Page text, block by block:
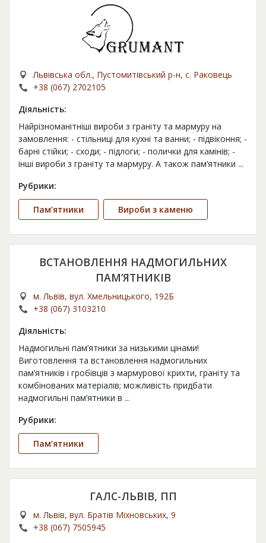
Львівська обл., Пустомитівський р-н, с. Раковець
+38 (067) 2702105
Діяльність:
Найрізноманітніші вироби з граніту та мармуру на
замовлення: - стільниці для кухні та ванни; - підвіконня; -
барні стійки; - сходи; - підлоги; - полички для камінів; -
інші вироби з граніту та мармуру. А також пам’ятники ...
Рубрики:
Пам’ятники Вироби з каменю
ВСТАНОВЛЕННЯ НАДМОГИЛЬНИХ
ПАМ’ЯТНИКІВ
м. Львів, вул. Хмельницького, 192Б
+38 (067) 3103210
Діяльність:
Надмогильні пам’ятники за низькими цінами!
Виготовлення та встановлення надмогильних
пам’ятників і гробівців з мармурової крихти, граніту та
комбінованих матеріалів; можливість придбати
надмогильні пам’ятники в ...
Рубрики:
Пам’ятники
ГАЛС-ЛЬВІВ, ПП
м. Львів, вул. Братів Міхновських, 9
+38 (067) 7505945